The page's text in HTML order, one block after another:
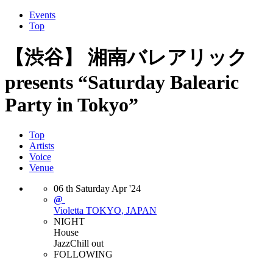
Events
Top
【渋谷】 湘南バレアリック
presents “Saturday Balearic
Party in Tokyo”
Top
Artists
Voice
Venue
06 th Saturday Apr '24
@
Violetta TOKYO, JAPAN
NIGHT
House
JazzChill out
FOLLOWING